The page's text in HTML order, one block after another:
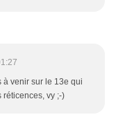
venir sur le 13e qui
vy ;-)